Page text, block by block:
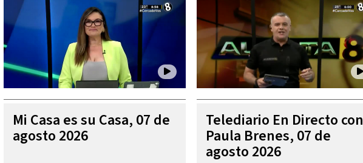
Mi Casa es su Casa, 07 de
agosto 2026
Telediario En Directo con
Paula Brenes, 07 de
agosto 2026